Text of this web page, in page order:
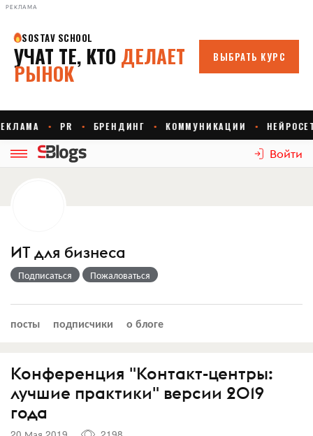
РЕКЛАМА
Войти
ИТ для бизнеса
Подписаться Пожаловаться
посты подписчики о блоге
Конференция "Контакт-центры:
лучшие практики" версии 2019
года